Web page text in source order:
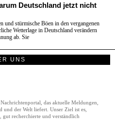
Deutschland jetzt nicht
und stürmische Böen in den vergangenen
Wetterlage in Deutschland verändern
ab. Sie
UNS
das aktuelle Meldungen,
und der Welt liefert. Unser Ziel ist es,
gut recherchierte und verständlich